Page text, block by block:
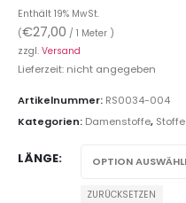
Enthält 19% MwSt.
(€27,00 / 1 Meter )
zzgl. Versand
Lieferzeit: nicht angegeben
Artikelnummer: RS0034-004
Kategorien: Damenstoffe, Stoffe
LÄNGE
ZURÜCKSETZEN